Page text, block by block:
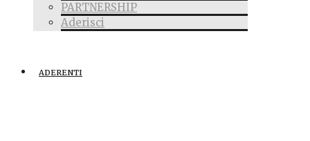
PARTNERSHIP
Aderisci
ADERENTI